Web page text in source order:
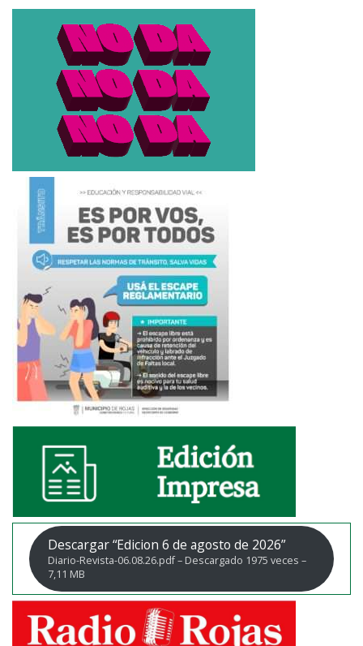
Descargar “Edicion 6 de agosto de 2026”
Diario-Revista-06.08.26.pdf – Descargado 1975 veces –
7,11 MB